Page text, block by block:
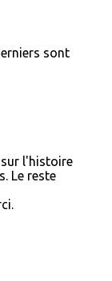
sont
sur l'histoire
Le reste